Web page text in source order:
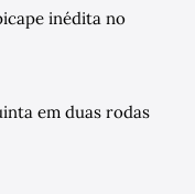
inédita no
em duas rodas